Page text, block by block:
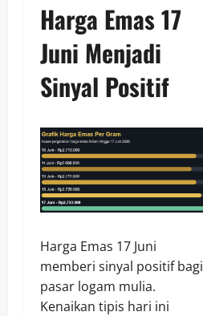
Harga Emas 17
Juni Menjadi
Sinyal Positif
Harga Emas 17 Juni
memberi sinyal positif bagi
pasar logam mulia.
Kenaikan tipis hari ini